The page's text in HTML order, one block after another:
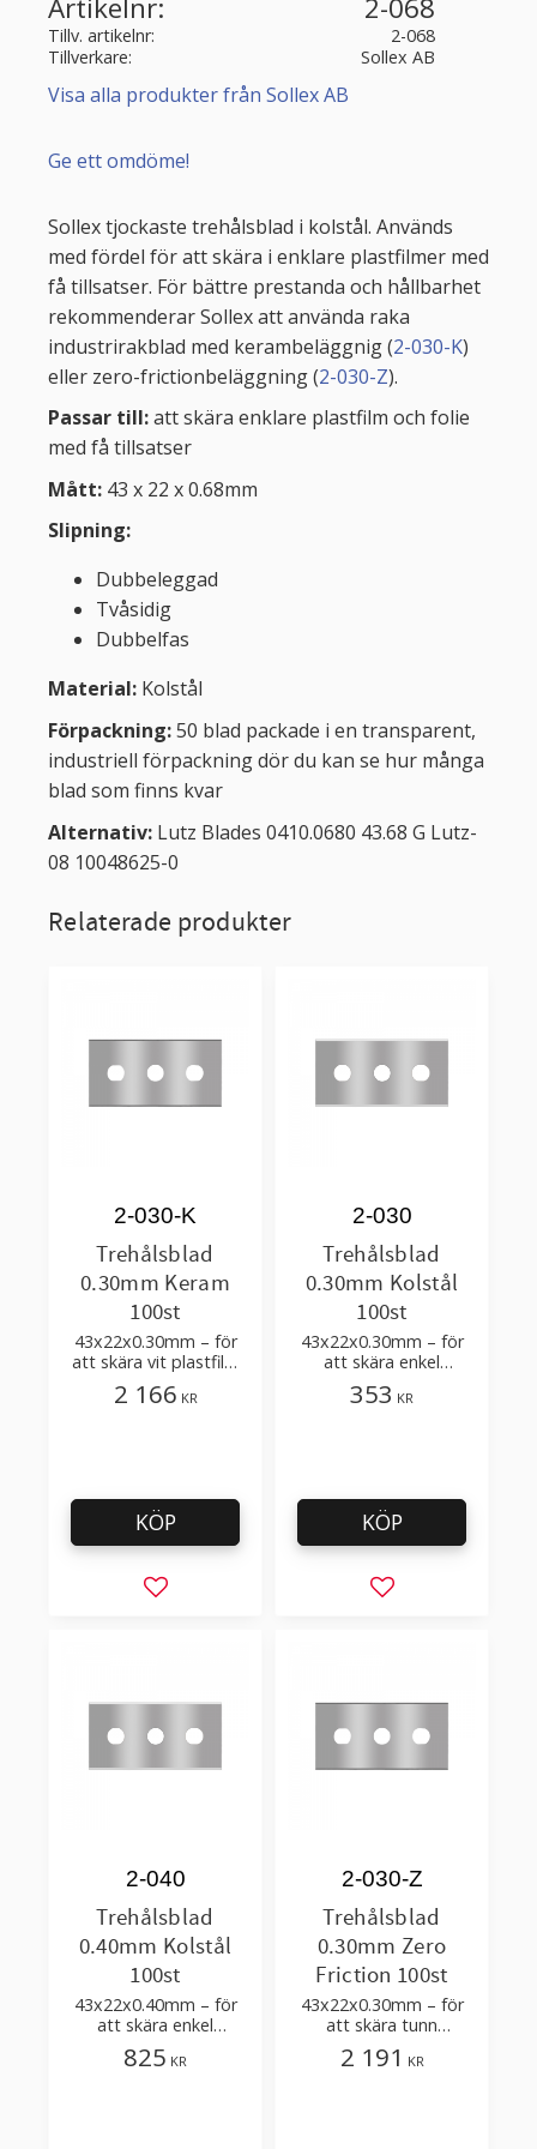
Artikelnr 2-068
Tillv. artikelnr
2-068
Tillverkare
Sollex AB
Visa alla produkter från Sollex AB
Ge ett omdöme!
Sollex tjockaste trehålsblad i kolstål. Används
med fördel för att skära i enklare plastfilmer med
få tillsatser. För bättre prestanda och hållbarhet
rekommenderar Sollex att använda raka
industrirakblad med kerambeläggnig (2-030-K)
eller zero-frictionbeläggning (2-030-Z).
Passar till:att skära enklare plastfilm och folie
med få tillsatser
Mått: 43 x 22 x 0.68mm
Slipning:
Dubbeleggad
Tvåsidig
Dubbelfas
Material: Kolstål
Förpackning:50 blad packade i en transparent,
industriell förpackning dör du kan se hur många
blad som finns kvar
Alternativ: Lutz Blades 0410.0680 43.68 G Lutz-
08 10048625-0
Relaterade produkter
Trehålsblad
0.30mm Keram
100st
43x22x0.30mm – för
att skära vit plastfilm
med tillsatser
2-030-K
2 166 KR
Lägg till i favoriter
KÖP
Trehålsblad
0.30mm Kolstål
100st
43x22x0.30mm – för
att skära enkel
plastfilm med få
tillsatser
2-030
353 KR
Lägg till i
KÖP
Trehålsblad
0.40mm Kolstål
100st
43x22x0.40mm – för
att skära enkel
plastfilm med få
tillsatser
2-040
825 KR
Trehålsblad
0.30mm Zero
Friction 100st
43x22x0.30mm – för
att skära tunn
plastfilm, sträckfilm
2-030-Z
2 191 KR